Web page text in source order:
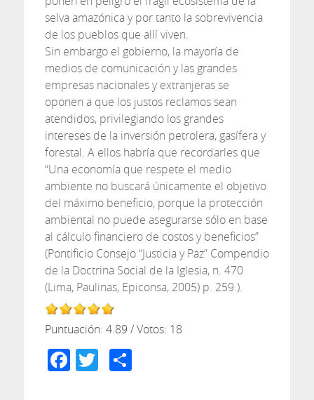
selva amazónica y por tanto la sobrevivencia
de los pueblos que allí viven.
Sin embargo el gobierno, la mayoría de
medios de comunicación y las grandes
empresas nacionales y extranjeras se
oponen a que los justos reclamos sean
atendidos, privilegiando los grandes
intereses de la inversión petrolera, gasífera y
forestal. A ellos habría que recordarles que
“Una economía que respete el medio
ambiente no buscará únicamente el objetivo
del máximo beneficio, porque la protección
ambiental no puede asegurarse sólo en base
al cálculo financiero de costos y beneficios”
(Pontificio Consejo “Justicia y Paz” Compendio
de la Doctrina Social de la Iglesia, n. 470
(Lima, Paulinas, Epiconsa, 2005) p. 259.).
Puntuación: 4.89 / Votos: 18
Facebook
TwitterCompartir